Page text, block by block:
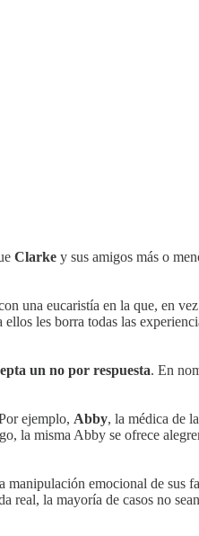
Clarke y sus amigos más o
una eucaristía en la que, en
les borra todas las
un no por respuesta. En
ejemplo, Abby, la médica de
misma Abby se ofrece
emocional de sus
la mayoría de casos no